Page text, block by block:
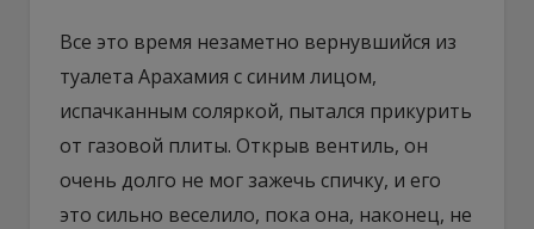
Все это время незаметно вернувшийся из
туалета Арахамия с синим лицом,
испачканным соляркой, пытался прикурить
от газовой плиты. Открыв вентиль, он
очень долго не мог зажечь спичку, и его
это сильно веселило, пока она, наконец, не